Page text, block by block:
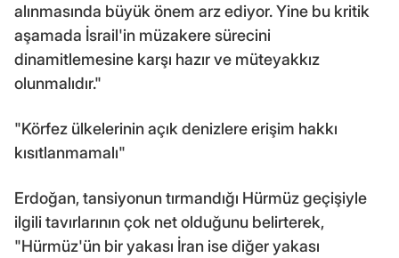
alınmasında büyük önem arz ediyor. Yine bu kritik
aşamada İsrail'in müzakere sürecini
dinamitlemesine karşı hazır ve müteyakkız
olunmalıdır."
"Körfez ülkelerinin açık denizlere erişim hakkı
kısıtlanmamalı"
Erdoğan, tansiyonun tırmandığı Hürmüz geçişiyle
ilgili tavırlarının çok net olduğunu belirterek,
"Hürmüz'ün bir yakası İran ise diğer yakası